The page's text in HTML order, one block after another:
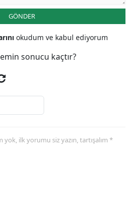
GÖNDER
okudum ve kabul ediyorum
sonucu kaçtır?
ilk yorumu siz yazın, tartışalım *